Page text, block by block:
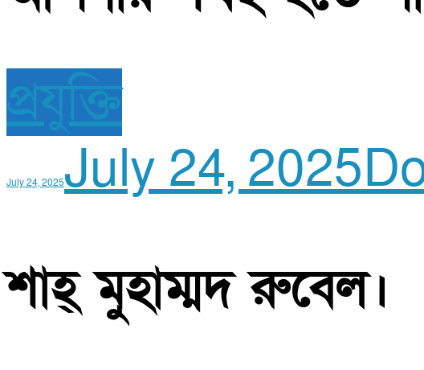
প্রযুক্তি
July 24, 2025July 24, 2025
শাহ্‌ মুহাম্মদ রুবেল।